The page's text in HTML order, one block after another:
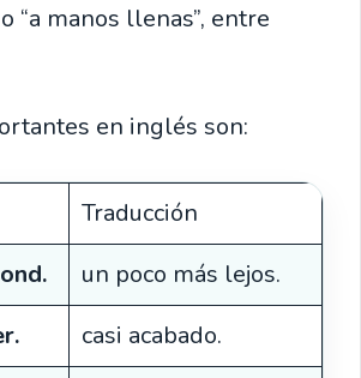
“a manos llenas”, entre
en inglés son:
Traducción
un poco más lejos.
casi acabado.